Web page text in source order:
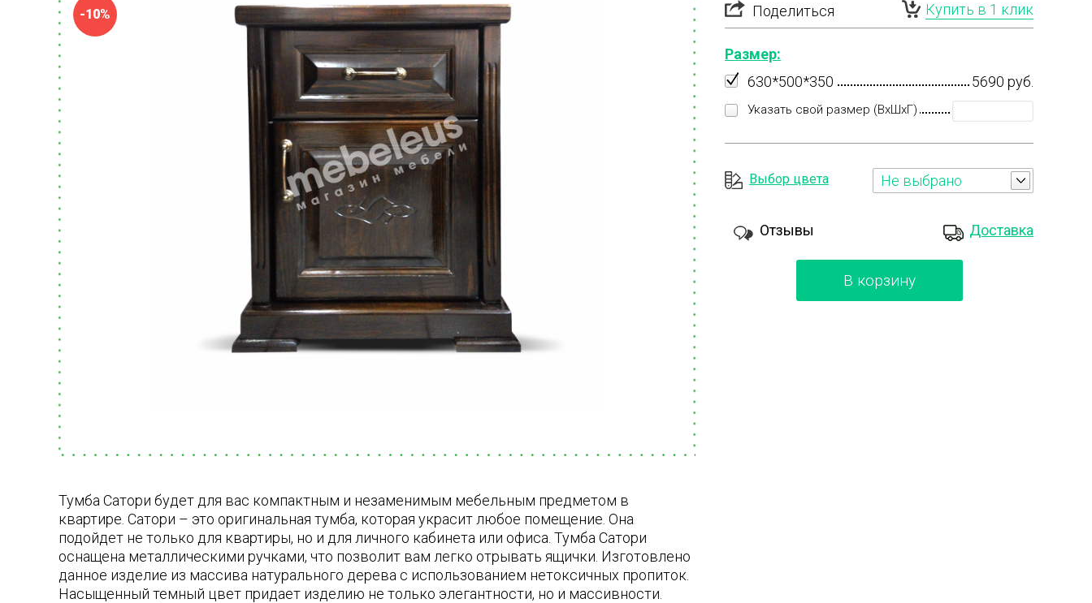
-10% Поделиться Купить в 1 клик
Размер:
630*500*350
5690 руб.
Указать свой размер (ВхШхГ)
Выбор цвета Не выбрано
Отзывы Доставка
В корзину
Тумба Сатори будет для вас компактным и незаменимым мебельным предметом в
квартире. Сатори – это оригинальная тумба, которая украсит любое помещение. Она
подойдет не только для квартиры, но и для личного кабинета или офиса. Тумба Сатори
оснащена металлическими ручками, что позволит вам легко отрывать ящички. Изготовлено
данное изделие из массива натурального дерева с использованием нетоксичных пропиток.
Насыщенный темный цвет придает изделию не только элегантности, но и массивности.